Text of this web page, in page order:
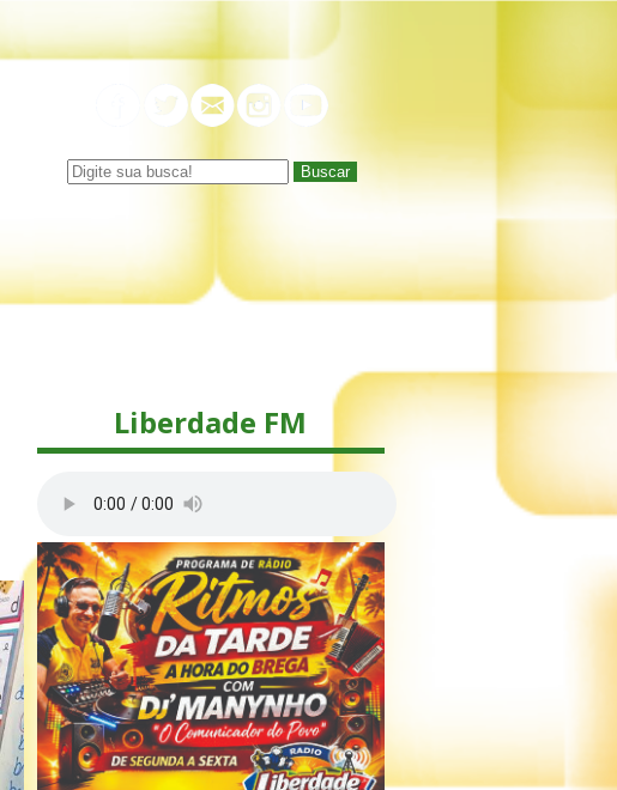
Buscar
Liberdade FM